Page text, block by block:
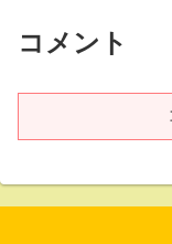
コメント